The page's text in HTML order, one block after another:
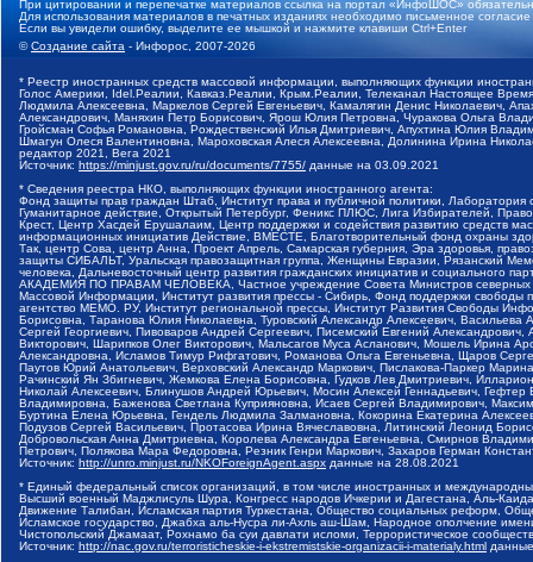
При цитировании и перепечатке материалов ссылка на портал «ИнфоШОС»
Для использования материалов в печатных изданиях необходимо письменное
Если вы увидели ошибку, выделите ее мышкой и нажмите клавиши Ctrl+Enter
©Создание сайта - Инфорос, 2007-2026
* Реестр иностранных средств массовой информации, выполняющих функции
Голос Америки, Idel.Реалии, Кавказ.Реалии, Крым.Реалии, Телеканал Настоящее
Людмила Алексеевна, Маркелов Сергей Евгеньевич, Камалягин Денис Николаевич,
Александрович, Маняхин Петр Борисович, Ярош Юлия Петровна, Чуракова Ольга
Гройсман Софья Романовна, Рождественский Илья Дмитриевич, Апухтина Юлия
Шмагун Олеся Валентиновна, Мароховская Алеся Алексеевна, Долинина Ирина
редактор 2021, Вега 2021
Источник: https://minjust.gov.ru/ru/documents/7755/ данные на 03.09.2021
* Сведения реестра НКО, выполняющих функции иностранного агента:
Фонд защиты прав граждан Штаб, Институт права и публичной политики,
Гуманитарное действие, Открытый Петербург, Феникс ПЛЮС, Лига Избирателей,
Крест, Центр Хасдей Ерушалаим, Центр поддержки и содействия развитию средств
информационных инициатив Действие, ВМЕСТЕ, Благотворительный фонд охраны
Так, центр Сова, центр Анна, Проект Апрель, Самарская губерния, Эра здоровья,
защиты СИБАЛЬТ, Уральская правозащитная группа, Женщины Евразии, Рязанский
человека, Дальневосточный центр развития гражданских инициатив и социального
АКАДЕМИЯ ПО ПРАВАМ ЧЕЛОВЕКА, Частное учреждение Совета Министров северных
Массовой Информации, Институт развития прессы - Сибирь, Фонд поддержки
агентство МЕМО. РУ, Институт региональной прессы, Институт Развития Свободы
Борисовна, Таранова Юлия Николаевна, Туровский Александр Алексеевич,
Сергей Георгиевич, Пивоваров Андрей Сергеевич, Писемский Евгений
Викторович, Шарипков Олег Викторович, Мальсагов Муса Асланович, Мошель Ирина
Александровна, Исламов Тимур Рифгатович, Романова Ольга Евгеньевна, Щаров
Паутов Юрий Анатольевич, Верховский Александр Маркович, Пислакова-Паркер
Рачинский Ян Збигневич, Жемкова Елена Борисовна, Гудков Лев Дмитриевич,
Николай Алексеевич, Блинушов Андрей Юрьевич, Мосин Алексей Геннадьевич,
Владимировна, Баженова Светлана Куприяновна, Исаев Сергей Владимирович,
Буртина Елена Юрьевна, Гендель Людмила Залмановна, Кокорина Екатерина
Подузов Сергей Васильевич, Протасова Ирина Вячеславовна, Литинский Леонид
Добровольская Анна Дмитриевна, Королева Александра Евгеньевна, Смирнов
Петрович, Полякова Мара Федоровна, Резник Генри Маркович, Захаров Герман
Источник: http://unro.minjust.ru/NKOForeignAgent.aspx данные на 28.08.2021
* Единый федеральный список организаций, в том числе иностранных и
Высший военный Маджлисуль Шура, Конгресс народов Ичкерии и Дагестана, Аль-
Движение Талибан, Исламская партия Туркестана, Общество социальных реформ,
Исламское государство, Джабха аль-Нусра ли-Ахль аш-Шам, Народное ополчение
Чистопольский Джамаат, Рохнамо ба суи давлати исломи, Террористическое
Источник: http://nac.gov.ru/terroristicheskie-i-ekstremistskie-organizacii-i-materialy.html